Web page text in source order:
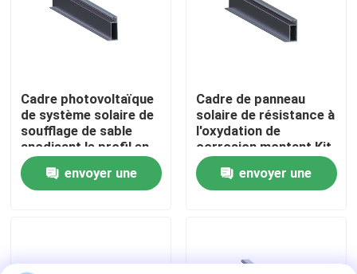
Au sujet de nous
Contrôle de qualité
Contactez-nous
picovolte solaire montant des systèmes
Cadre photovoltaïque
de système solaire de
soufflage de sable
anodisant le profil en
aluminium LP048 de
panneau solaire
envoyer une
Cadre de panneau
solaire de résistance à
l'oxydation de
corrosion montant Kit
Aluminum Tracking
LP044 envoyer une